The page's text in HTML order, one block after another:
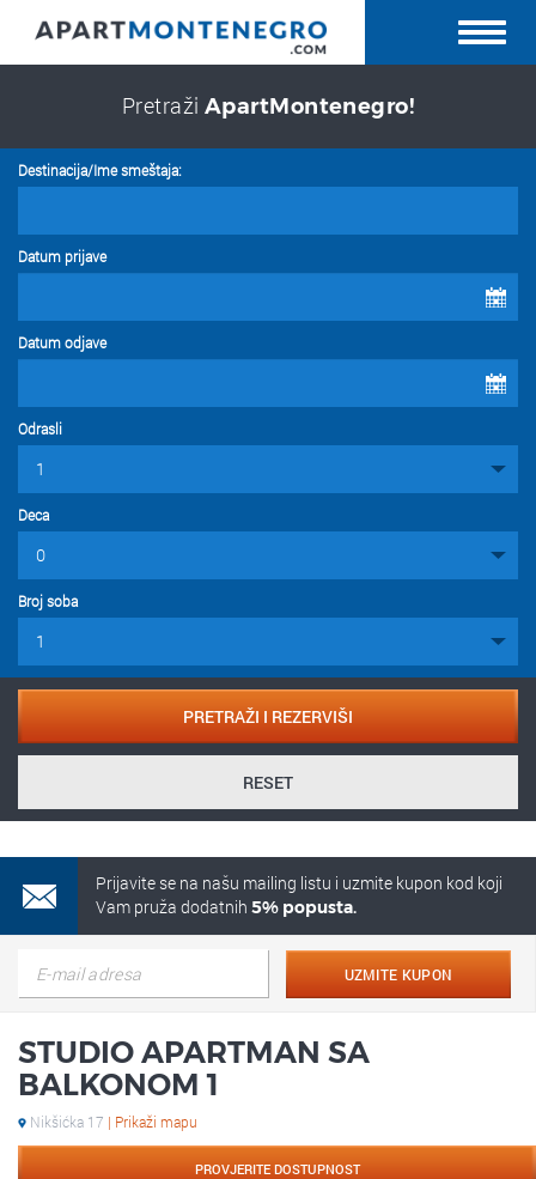
Pretraži ApartMontenegro!
Destinacija/Ime smeštaja:
Datum prijave
Datum odjave
Odrasli
Deca
Broj soba
PRETRAŽI I REZERVIŠI
RESET
Prijavite se na našu mailing listu i uzmite kupon kod koji
Vam pruža dodatnih 5% popusta.
UZMITE KUPON
STUDIO APARTMAN SA
BALKONOM 1
Nikšićka 17 | Prikaži mapu
PROVJERITE DOSTUPNOST